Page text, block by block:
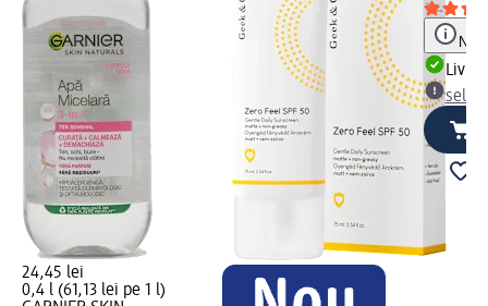
24,45 lei
0,4 l (61,13 lei pe 1 l)
Notă